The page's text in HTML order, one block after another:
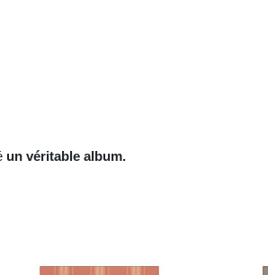
un véritable album.